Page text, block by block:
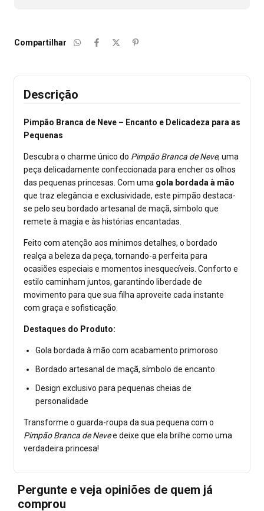
Compartilhar
Descrição
Pimpão Branca de Neve – Encanto e Delicadeza para as
Pequenas
Descubra o charme único do Pimpão Branca de Neve, uma
peça delicadamente confeccionada para encher os olhos
das pequenas princesas. Com uma gola bordada à mão
que traz elegância e exclusividade, este pimpão destaca-
se pelo seu bordado artesanal de maçã, símbolo que
remete à magia e às histórias encantadas.
Feito com atenção aos mínimos detalhes, o bordado
realça a beleza da peça, tornando-a perfeita para
ocasiões especiais e momentos inesquecíveis. Conforto e
estilo caminham juntos, garantindo liberdade de
movimento para que sua filha aproveite cada instante
com graça e sofisticação.
Destaques do Produto:
Gola bordada à mão com acabamento primoroso
Bordado artesanal de maçã, símbolo de encanto
Design exclusivo para pequenas cheias de
personalidade
Transforme o guarda-roupa da sua pequena com o
Pimpão Branca de Nevee deixe que ela brilhe como uma
verdadeira princesa!
Pergunte e veja opiniões de quem já
comprou